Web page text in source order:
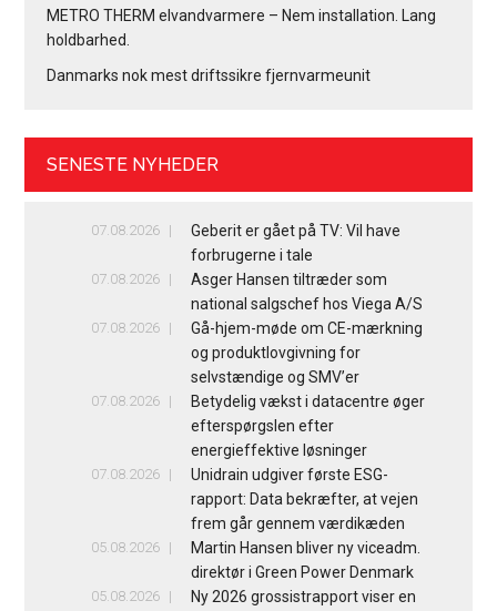
METRO THERM elvandvarmere – Nem installation. Lang
holdbarhed.
Danmarks nok mest driftssikre fjernvarmeunit
SENESTE NYHEDER
07.08.2026
Geberit er gået på TV: Vil have
forbrugerne i tale
07.08.2026
Asger Hansen tiltræder som
national salgschef hos Viega A/S
07.08.2026
Gå-hjem-møde om CE-mærkning
og produktlovgivning for
selvstændige og SMV’er
07.08.2026
Betydelig vækst i datacentre øger
efterspørgslen efter
energieffektive løsninger
07.08.2026
Unidrain udgiver første ESG-
rapport: Data bekræfter, at vejen
frem går gennem værdikæden
05.08.2026
Martin Hansen bliver ny viceadm.
direktør i Green Power Denmark
05.08.2026
Ny 2026 grossistrapport viser en